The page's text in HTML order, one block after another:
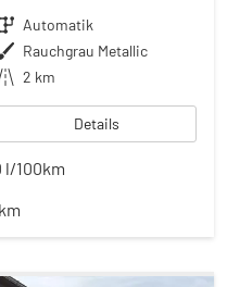
Getriebe Automatik
Außenfarbe Rauchgrau Metallic
Kilometerstand 2 km
Details
l/100km